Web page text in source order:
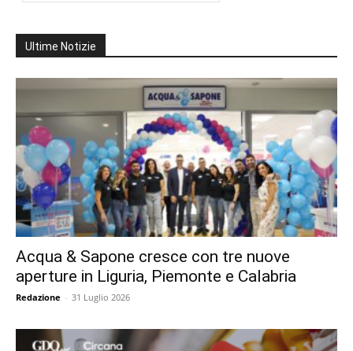
Ultime Notizie
Acqua & Sapone cresce con tre nuove
aperture in Liguria, Piemonte e Calabria
Redazione - 31 Luglio 2026